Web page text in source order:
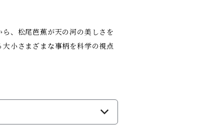
、松尾芭蕉が天の河の美しさを
小さまざまな事柄を科学の視点